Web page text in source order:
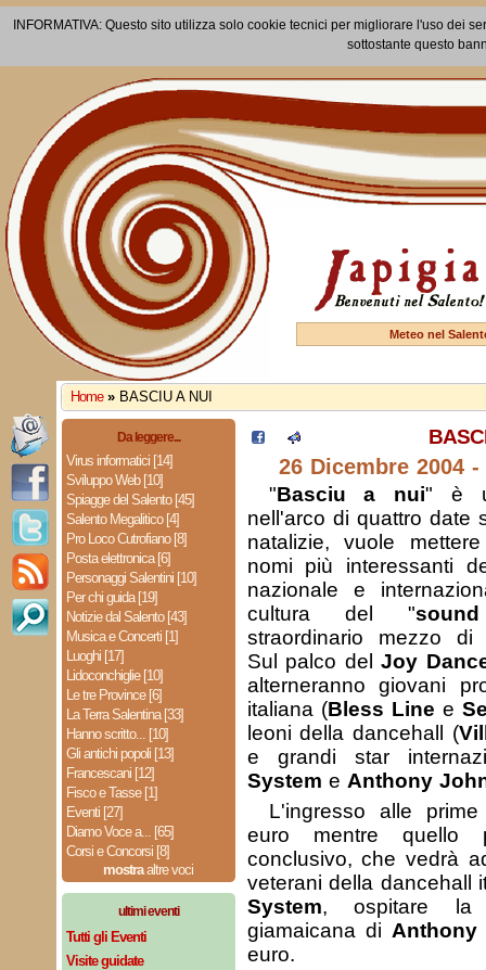
INFORMATIVA: Questo sito utilizza solo cookie tecnici per migliorare l'uso dei
sottostante questo
Meteo nel
Home » BASCIU A NUI
Da leggere...
Virus informatici [14]
Sviluppo Web [10]
Spiagge del Salento [45]
Salento Megalitico [4]
Pro Loco Cutrofiano [8]
Posta elettronica [6]
Personaggi Salentini [10]
Per chi guida [19]
Notizie dal Salento [43]
Musica e Concerti [1]
Luoghi [17]
Lidoconchiglie [10]
Le tre Province [6]
La Terra Salentina [33]
Hanno scritto... [10]
Gli antichi popoli [13]
Francescani [12]
Fisco e Tasse [1]
Eventi [27]
Diamo Voce a... [65]
Corsi e Concorsi [8]
mostraaltre voci
ultimi eventi
Tutti gli Eventi
Visite guidate
26 Dicembre 2004
"Basciu a nui" è
nell'arco di quattro date
natalizie, vuole
nomi più interessanti
nazionale e
cultura del "
straordinario mezzo di
Sul palco delJoy
alterneranno giovani
italiana (Bless Line e
leoni della dancehall (
e grandi star
System e Anthony
L'ingresso alle
euro mentre quello
conclusivo, che vedrà
veterani della dancehall
System, ospitare la
giamaicana di Anthony
euro.